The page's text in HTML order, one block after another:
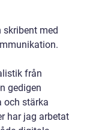
skribent med
från
gedigen
och stärka
har jag arbetat